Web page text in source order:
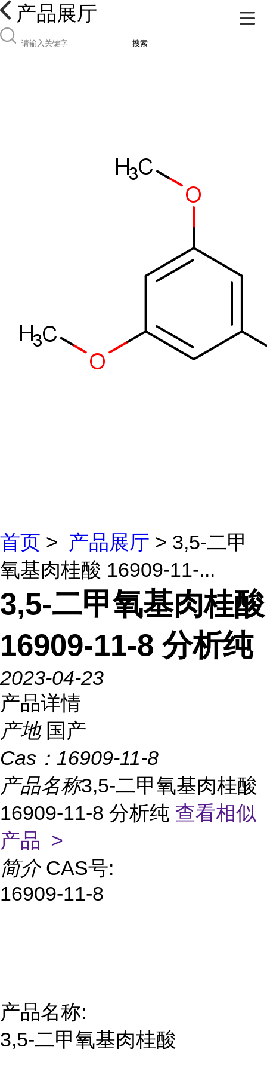
产品展厅
搜索
首页 > 产品展厅 > 3,5-二甲
氧基肉桂酸 16909-11-...
3,5-二甲氧基肉桂酸
16909-11-8 分析纯
2023-04-23
产品详情
产地 国产
Cas： 16909-11-8
产品名称3,5-二甲氧基肉桂酸
16909-11-8 分析纯 查看相似
产品 >
简介 CAS号:
16909-11-8
产品名称:
3,5-二甲氧基肉桂酸